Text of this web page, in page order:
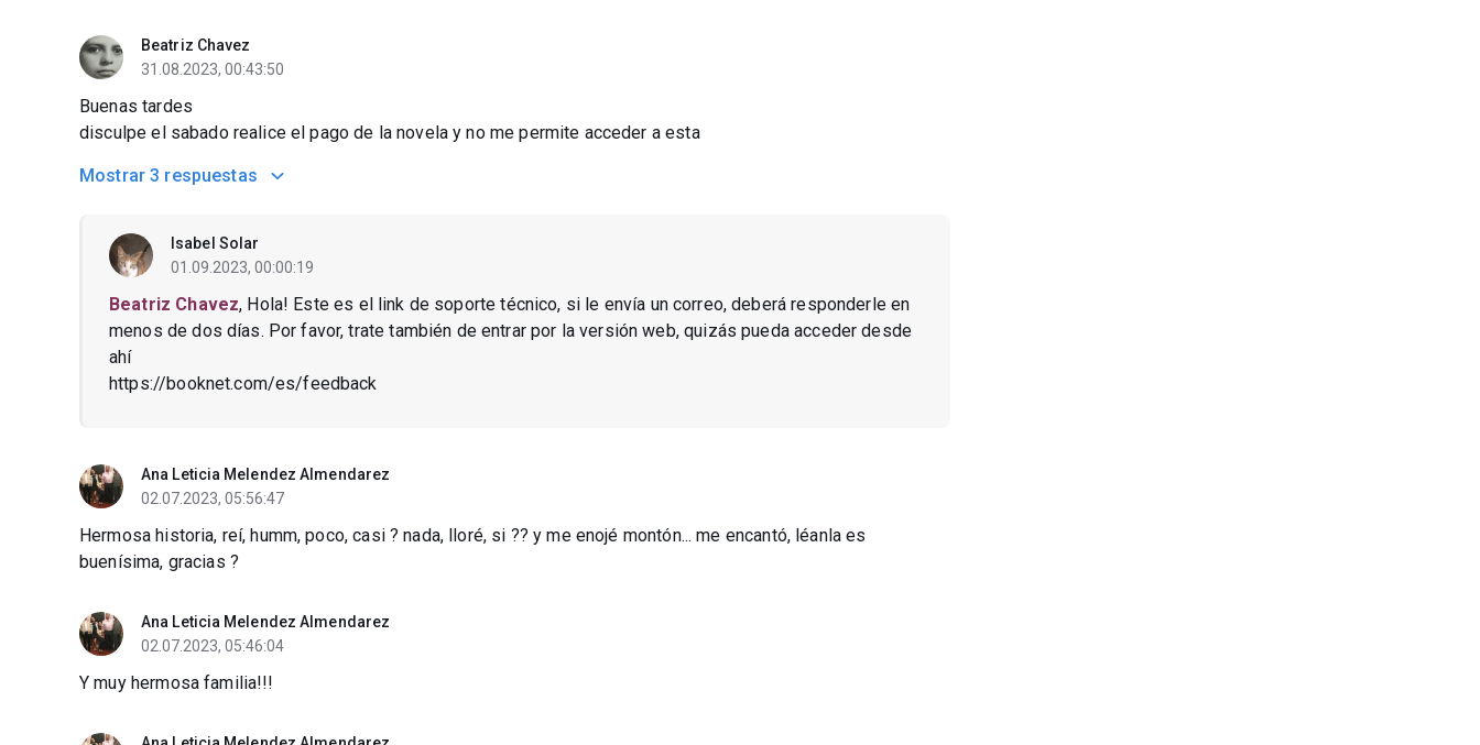
Beatriz Chavez
31.08.2023, 00:43:50
Buenas tardes
disculpe el sabado realice el pago de la novela y no me permite acceder a esta
Mostrar 3 respuestas
Isabel Solar
01.09.2023, 00:00:19
Beatriz Chavez, Hola! Este es el link de soporte técnico, si le envía un correo, deberá responderle en
menos de dos días. Por favor, trate también de entrar por la versión web, quizás pueda acceder desde
ahí
https://booknet.com/es/feedback
Ana Leticia Melendez Almendarez
02.07.2023, 05:56:47
Hermosa historia, reí, humm, poco, casi ? nada, lloré, si ?? y me enojé montón... me encantó, léanla es
buenísima, gracias ?
Ana Leticia Melendez Almendarez
02.07.2023, 05:46:04
Y muy hermosa familia!!!